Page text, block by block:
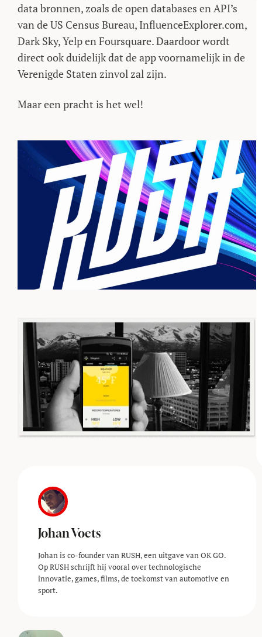
data bronnen, zoals de open databases en API’s
van de US Census Bureau, InfluenceExplorer.com,
Dark Sky, Yelp en Foursquare. Daardoor wordt
direct ook duidelijk dat de app voornamelijk in de
Verenigde Staten zinvol zal zijn.
Maar een pracht is het wel!
Johan Voets
Johan is co-founder van RUSH, een uitgave van OK GO.
Op RUSH schrijft hij vooral over technologische
innovatie, games, films, de toekomst van automotive en
sport.